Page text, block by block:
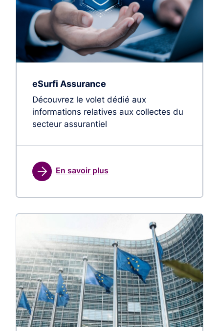
eSurfi Assurance
Découvrez le volet dédié aux
informations relatives aux collectes du
secteur assurantiel
En savoir plus